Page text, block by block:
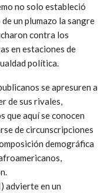
no solo estableció
un plumazo la sangre
contra los
en estaciones de
política.
se apresuren a
de sus rivales,
que aquí se conocen
de circunscripciones
demográfica
advierte en un